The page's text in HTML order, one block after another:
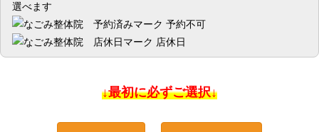
選べます
予約不可
店休日
↓最初に必ずご選択↓